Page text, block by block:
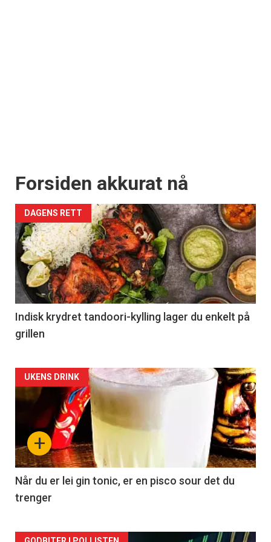
Forsiden akkurat nå
DAGENS RETT
Indisk krydret tandoori-kylling lager du enkelt på
grillen
Forsiden
akkurat
nå
-
2
+
UKENS DRINK
Når du er lei gin tonic, er en pisco sour det du
trenger